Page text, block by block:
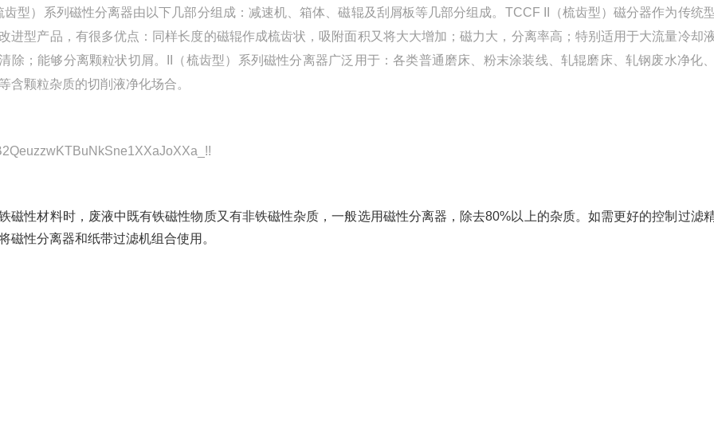
齿型）系列磁性分离器由以下几部分组成：减速机、箱体、磁辊及刮屑板等几部分组成。TCCF II（梳齿型）磁分器作为传统
进型产品，有很多优点：同样长度的磁辊作成梳齿状，吸附面积又将大大增加；磁力大，分离率高；特别适用于大流量冷却
除；能够分离颗粒状切屑。II（梳齿型）系列磁性分离器广泛用于：各类普通磨床、粉末涂装线、轧辊磨床、轧钢废水净化
含颗粒杂质的切削液净化场合。
磁性材料时，废液中既有铁磁性物质又有非铁磁性杂质，一般选用磁性分离器，除去80%以上的杂质。如需更好的控制过滤
将磁性分离器和纸带过滤机组合使用。